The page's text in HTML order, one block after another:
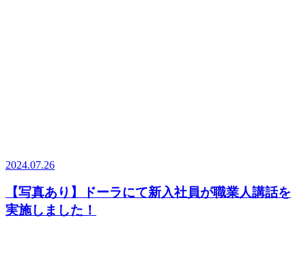
2024.07.26
【写真あり】ドーラにて新入社員が職業人講話を
実施しました！